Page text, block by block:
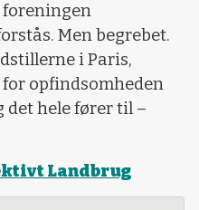
foreningen
Men begrebet.
i Paris,
opfindsomheden
det hele fører til –
Landbrug